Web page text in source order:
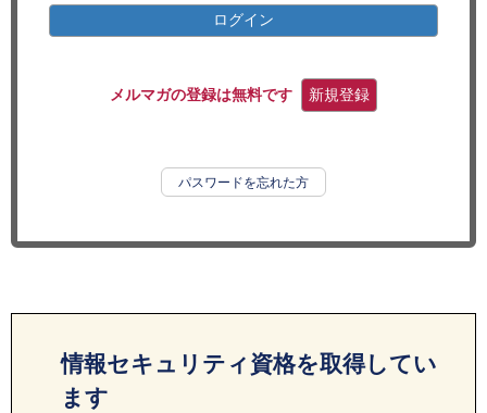
リサーチ ログイン
メルマガの登録は無料です 新規登録
パスワードを忘れた方
情報セキュリティ資格を取得してい
ます